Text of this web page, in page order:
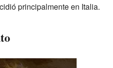
principalmente en Italia.